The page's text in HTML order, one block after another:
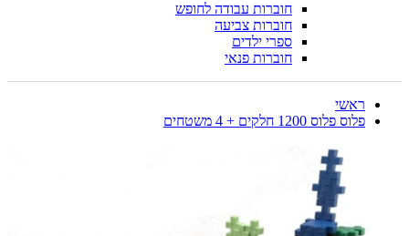
חוברות עבודה לחופש
חוברות צביעה
ספרי ילדים
חוברות פנאי
ראשי
פלוס פלוס 1200 חלקים + 4 משטחים